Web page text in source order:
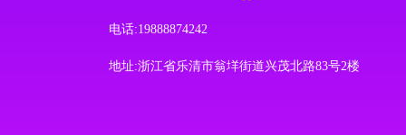
电话:19888874242
地址:浙江省乐清市翁垟街道兴茂北路83号2楼